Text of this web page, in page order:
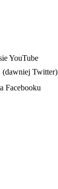
YouTube
(dawniej Twitter)
Facebooku